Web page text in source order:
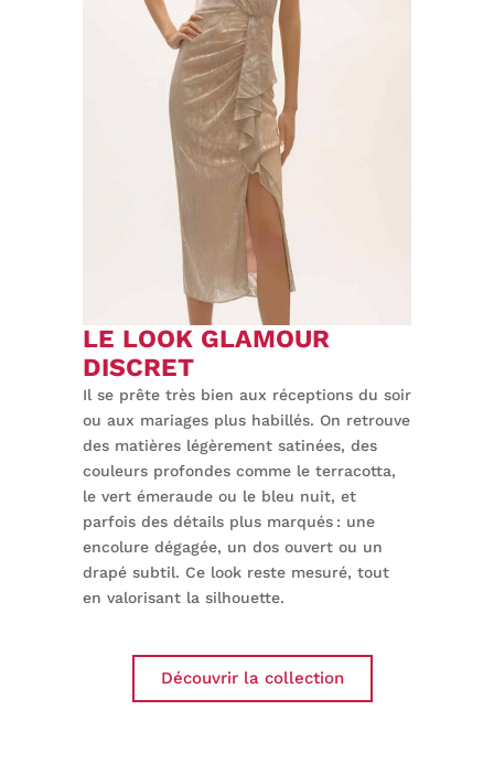
LE LOOK GLAMOUR
DISCRET
Il se prête très bien aux réceptions du soir
ou aux mariages plus habillés. On retrouve
des matières légèrement satinées, des
couleurs profondes comme le terracotta,
le vert émeraude ou le bleu nuit, et
parfois des détails plus marqués : une
encolure dégagée, un dos ouvert ou un
drapé subtil. Ce look reste mesuré, tout
en valorisant la silhouette.
Découvrir la collection